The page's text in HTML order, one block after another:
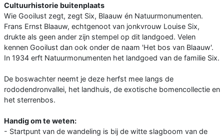
Cultuurhistorie buitenplaats
Wie Gooilust zegt, zegt Six, Blaauw én Natuurmonumenten.
Frans Ernst Blaauw, echtgenoot van jonkvrouw Louise Six,
drukte als geen ander zijn stempel op dit landgoed. Velen
kennen Gooilust dan ook onder de naam 'Het bos van Blaauw'.
In 1934 erft Natuurmonumenten het landgoed van de familie Six.
De boswachter neemt je deze herfst mee langs de
rododendronvallei, het landhuis, de exotische bomencollectie en
het sterrenbos.
Handig om te weten:
- Startpunt van de wandeling is bij de witte slagboom van de